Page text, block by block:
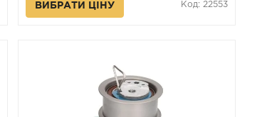
ВИБРАТИ ЦІНУ Код: 22553